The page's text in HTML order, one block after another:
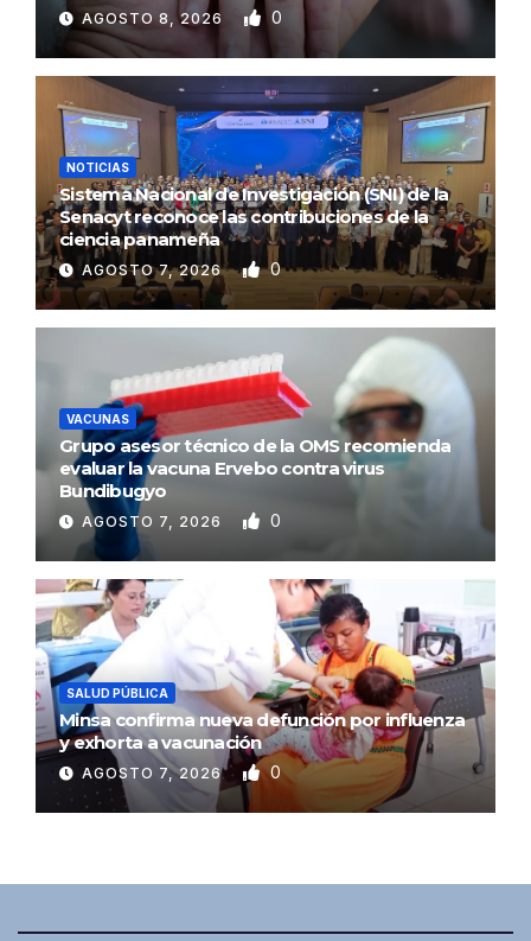
AGOSTO 8, 2026 0
NOTICIAS
Sistema Nacional de Investigación (SNI) de la
Senacyt reconoce las contribuciones de la
ciencia panameña
AGOSTO 7, 2026 0
VACUNAS
Grupo asesor técnico de la OMS recomienda
evaluar la vacuna Ervebo contra virus
Bundibugyo
AGOSTO 7, 2026 0
SALUD PÚBLICA
Minsa confirma nueva defunción por influenza
y exhorta a vacunación
AGOSTO 7, 2026 0